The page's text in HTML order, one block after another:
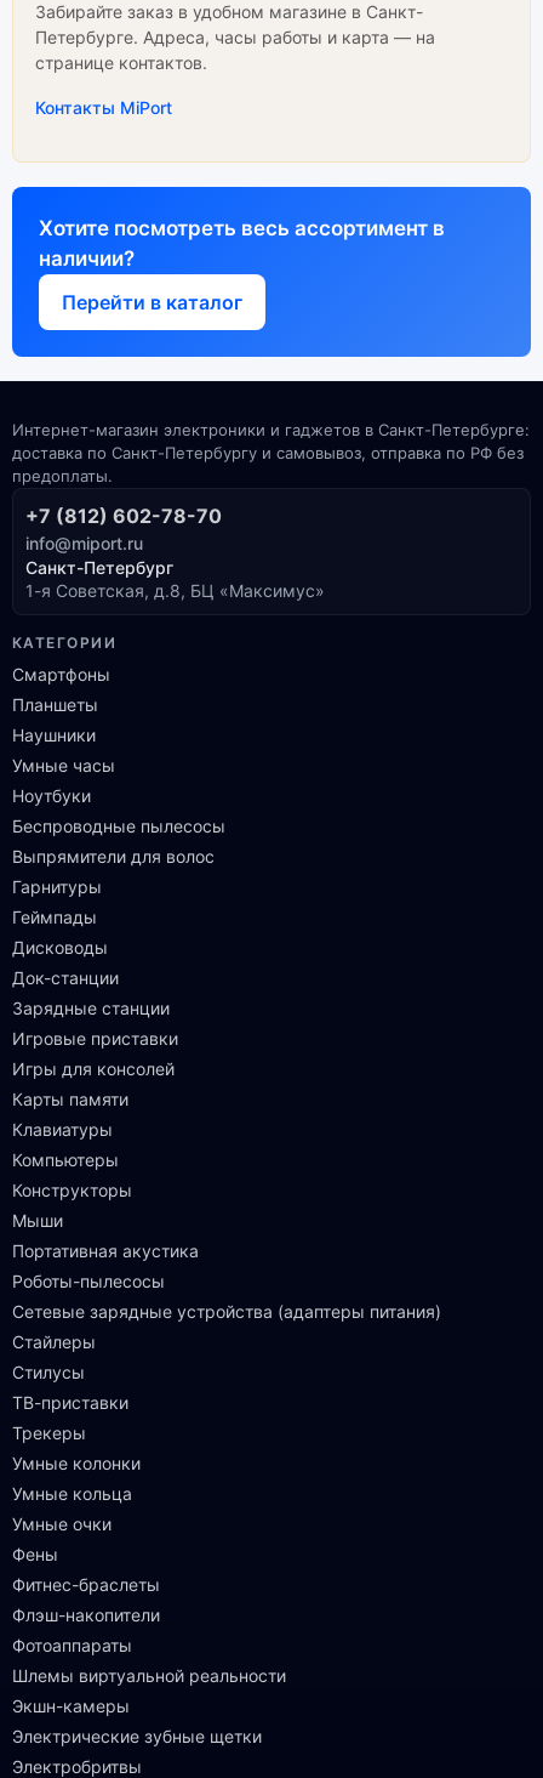
Забирайте заказ в удобном магазине в Санкт-
Петербурге. Адреса, часы работы и карта — на
странице контактов.
Контакты MiPort
Хотите посмотреть весь ассортимент в
наличии?
Перейти в каталог
Интернет-магазин электроники и гаджетов в Санкт-Петербурге:
доставка по Санкт-Петербургу и самовывоз, отправка по РФ без
предоплаты.
+7 (812) 602-78-70
info@miport.ru
Санкт-Петербург
1-я Советская, д.8, БЦ «Максимус»
КАТЕГОРИИ
Смартфоны
Планшеты
Наушники
Умные часы
Ноутбуки
Беспроводные пылесосы
Выпрямители для волос
Гарнитуры
Геймпады
Дисководы
Док-станции
Зарядные станции
Игровые приставки
Игры для консолей
Карты памяти
Клавиатуры
Компьютеры
Конструкторы
Мыши
Портативная акустика
Роботы-пылесосы
Сетевые зарядные устройства (адаптеры питания)
Стайлеры
Стилусы
ТВ-приставки
Трекеры
Умные колонки
Умные кольца
Умные очки
Фены
Фитнес-браслеты
Флэш-накопители
Фотоаппараты
Шлемы виртуальной реальности
Экшн-камеры
Электрические зубные щетки
Электробритвы